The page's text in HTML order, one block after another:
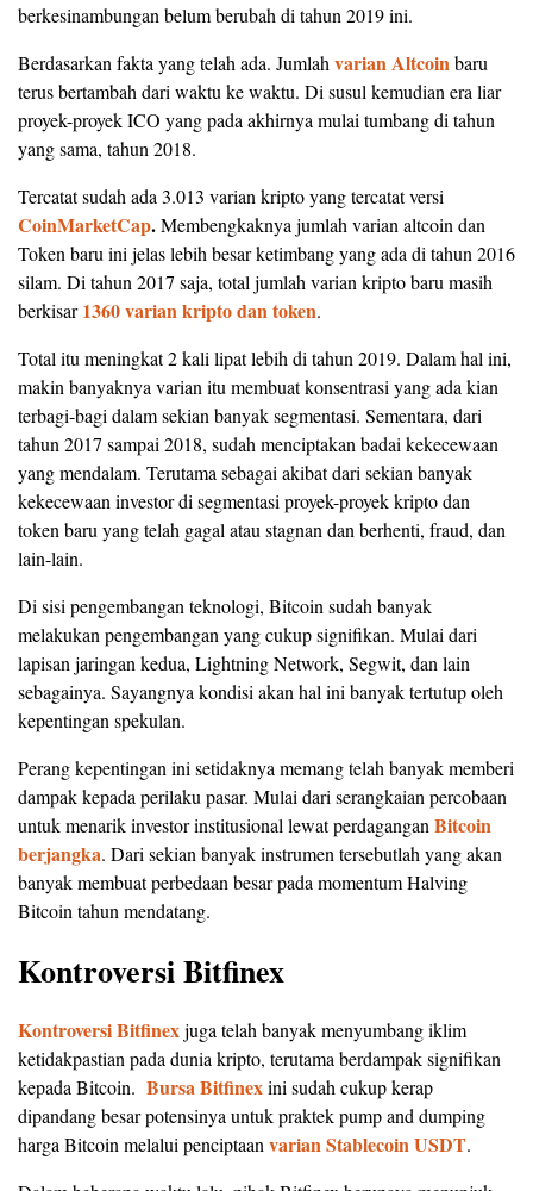
berkesinambungan belum berubah di tahun 2019 ini.
Berdasarkan fakta yang telah ada. Jumlah varian Altcoin baru
terus bertambah dari waktu ke waktu. Di susul kemudian era liar
proyek-proyek ICO yang pada akhirnya mulai tumbang di tahun
yang sama, tahun 2018.
Tercatat sudah ada 3.013 varian kripto yang tercatat versi
CoinMarketCap.Membengkaknya jumlah varian altcoin dan
Token baru ini jelas lebih besar ketimbang yang ada di tahun 2016
silam. Di tahun 2017 saja, total jumlah varian kripto baru masih
berkisar1360 varian kripto dan token.
Total itu meningkat 2 kali lipat lebih di tahun 2019. Dalam hal ini,
makin banyaknya varian itu membuat konsentrasi yang ada kian
terbagi-bagi dalam sekian banyak segmentasi. Sementara, dari
tahun 2017 sampai 2018, sudah menciptakan badai kekecewaan
yang mendalam. Terutama sebagai akibat dari sekian banyak
kekecewaan investor di segmentasi proyek-proyek kripto dan
token baru yang telah gagal atau stagnan dan berhenti, fraud, dan
lain-lain.
Di sisi pengembangan teknologi, Bitcoin sudah banyak
melakukan pengembangan yang cukup signifikan. Mulai dari
lapisan jaringan kedua, Lightning Network, Segwit, dan lain
sebagainya. Sayangnya kondisi akan hal ini banyak tertutup oleh
kepentingan spekulan.
Perang kepentingan ini setidaknya memang telah banyak memberi
dampak kepada perilaku pasar. Mulai dari serangkaian percobaan
untuk menarik investor institusional lewat perdagangan Bitcoin
berjangka. Dari sekian banyak instrumen tersebutlah yang akan
banyak membuat perbedaan besar pada momentum Halving
Bitcoin tahun mendatang.
Kontroversi Bitfinex
Kontroversi Bitfinexjuga telah banyak menyumbang iklim
ketidakpastian pada dunia kripto, terutama berdampak signifikan
kepada Bitcoin. Bursa Bitfinexini sudah cukup kerap
dipandang besar potensinya untuk praktek pump and dumping
harga Bitcoin melalui penciptaan varian Stablecoin USDT.